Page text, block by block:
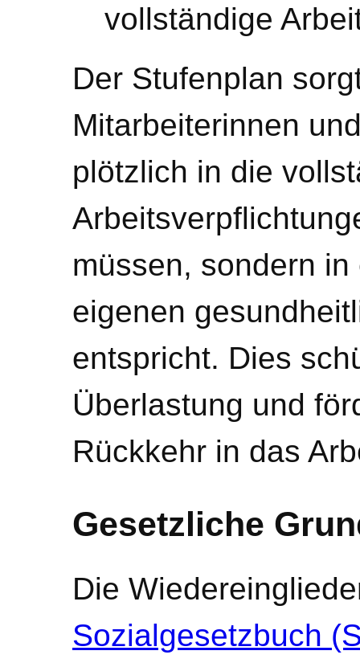
vollständige
Der Stufenplan
Mitarbeiterinnen
plötzlich in die
müssen, sondern
eigenen
entspricht. Dies
Überlastung und
Rückkehr in das
Gesetzliche
Die
Sozialgesetzbuch